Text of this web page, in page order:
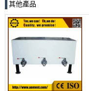
其他產品